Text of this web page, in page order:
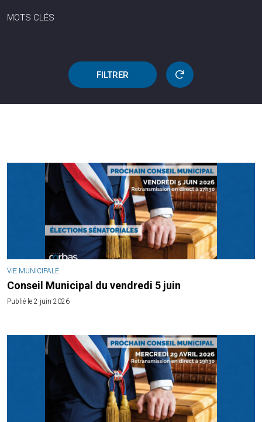
MOTS CLÉS
FILTRER
VIE MUNICIPALE
Conseil Municipal du vendredi 5 juin
Publié le 2 juin 2026